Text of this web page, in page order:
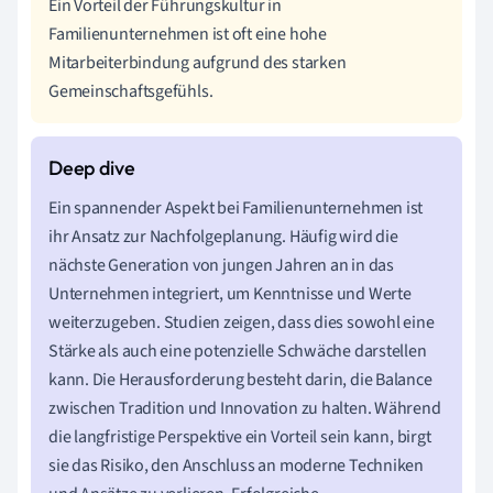
Ein Vorteil der Führungskultur in
Familienunternehmen ist oft eine hohe
Mitarbeiterbindung aufgrund des starken
Gemeinschaftsgefühls.
Ein spannender Aspekt bei Familienunternehmen ist
ihr Ansatz zur Nachfolgeplanung. Häufig wird die
nächste Generation von jungen Jahren an in das
Unternehmen integriert, um Kenntnisse und Werte
weiterzugeben. Studien zeigen, dass dies sowohl eine
Stärke als auch eine potenzielle Schwäche darstellen
kann. Die Herausforderung besteht darin, die Balance
zwischen Tradition und Innovation zu halten. Während
die langfristige Perspektive ein Vorteil sein kann, birgt
sie das Risiko, den Anschluss an moderne Techniken